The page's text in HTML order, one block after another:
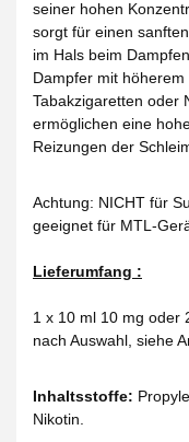
seiner hohen
sorgt für einen
im Hals beim
Dampfer mit
Tabakzigaretten oder
ermöglichen eine
Reizungen der
Achtung: NICHT für
geeignet für MTL-
Lieferumfang :
1 x 10 ml 10 mg oder
nach Auswahl, siehe
Inhaltsstoffe:
Nikotin.